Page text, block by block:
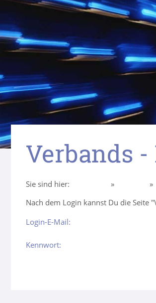
Verbands
Sie sind hier: » »
Nach dem Login kannst Du die Seite
Login-E-Mail:
Kennwort: